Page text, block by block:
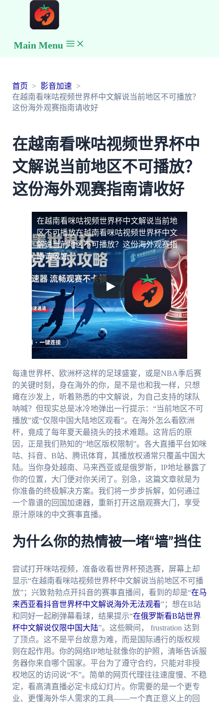
Main Menu
首页
影音加速
在越南看咪咕视频世界杯中文解说当前地区不可播放？
这份海外观赛指南请收好
在越南看咪咕视频世界杯中
文解说当前地区不可播放？
这份海外观赛指南请收好
在越南看咪咕视频世界杯中文解说当前地
区不可播放在越南看咪咕视频世界杯中文
解说当前地区不可播放？这份海外观赛指
南请收好
每逢世界杯、欧洲杯这样的足球盛宴，或是NBA季后赛
的关键时刻，身在海外的你，是不是也和我一样，只想
瘫在沙发上，听着熟悉的中文解说，为自己支持的球队
呐喊？但现实总是冰冷地弹出一行提示：“当前地区不可
播放”或“仅限中国大陆地区观看”。在海外怎么看欧洲
杯，竟成了每年夏天最挠头的技术难题。这背后的原
因，正是我们熟知的“地区版权限制”。各大直播平台如咪
咕、抖音、B站、腾讯体育，其播放权通常只覆盖中国大
陆。当你身处越南、马来西亚或是俄罗斯，IP地址暴露了
你的位置，大门便对你关闭了。别急，这篇文章就是为
你准备的终极解决方案。我们将一步步拆解，如何通过
一个靠谱的回国加速器，重新打开这扇观赛大门，享受
原汁原味的中文赛事直播。
为什么你的热情被一堵“墙”挡住
尝试打开咪咕视频，准备收看世界杯预选赛，屏幕上却
显示“在越南看咪咕视频世界杯中文解说当前地区不可播
放”；兴致勃勃点开抖音的赛事直播间，看到的却是“在马
来西亚看抖音世界杯中文解说海外无法观看”；想在B站
和同好一起刷弹幕看球，结果提示“在俄罗斯看B站世界
杯中文解说仅限中国大陆”。这些瞬间， frustration 达到
了顶点。这不是平台故意为难，而是国际通行的版权规
则在起作用。你的网络IP地址就像你的护照，清晰告诉服
务器你来自哪个国家。平台为了遵守合约，只能对非授
权地区的访问说“不”。简单的网页代理往往速度慢、不稳
定，看高清直播必定卡成幻灯片。你需要的是一个更专
业、更懂海外华人需求的工具——一个真正意义上的回